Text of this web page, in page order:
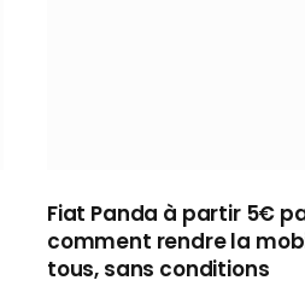
Fiat Panda à partir 5€
comment rendre la
tous, sans conditions